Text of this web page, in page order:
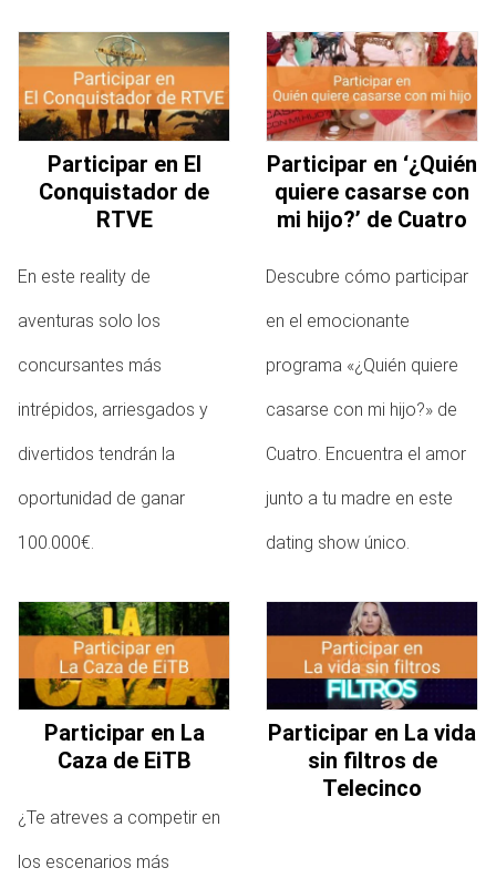
Participar en El
Conquistador de
RTVE
En este reality de
aventuras solo los
concursantes más
intrépidos, arriesgados y
divertidos tendrán la
oportunidad de ganar
100.000€.
Participar en ‘¿Quién
quiere casarse con
mi hijo?’ de Cuatro
Descubre cómo participar
en el emocionante
programa «¿Quién quiere
casarse con mi hijo?» de
Cuatro. Encuentra el amor
junto a tu madre en este
dating show único.
Participar en La
Caza de EiTB
¿Te atreves a competir en
los escenarios más
Participar en La vida
sin filtros de
Telecinco